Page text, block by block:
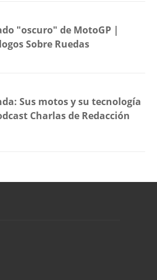
"oscuro" de MotoGP |
Sobre Ruedas
Sus motos y su tecnología
Charlas de Redacción